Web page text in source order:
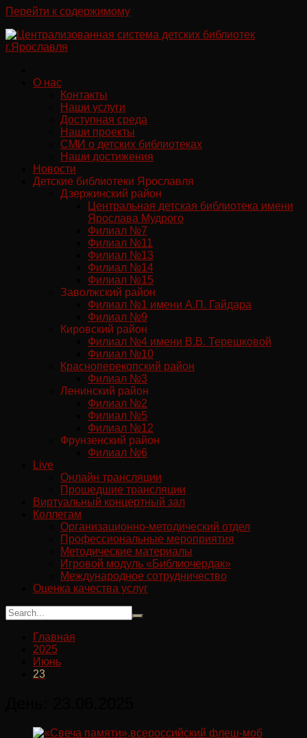
Перейти к содержимому
О нас
Контакты
Наши услуги
Доступная среда
Наши проекты
СМИ о детских библиотеках
Наши достижения
Новости
Детские библиотеки Ярославля
Дзержинский район
Центральная детская библиотека имени
Ярослава Мудрого
Филиал №7
Филиал №11
Филиал №13
Филиал №14
Филиал №15
Заволжский район
Филиал №1 имени А.П. Гайдара
Филиал №9
Кировский район
Филиал №4 имени В.В. Терешковой
Филиал №10
Красноперекопский район
Филиал №3
Ленинский район
Филиал №2
Филиал №5
Филиал №12
Фрунзенский район
Филиал №6
Live
Онлайн трансляции
Прошедшие трансляции
Виртуальный концертный зал
Коллегам
Организационно-методический отдел
Профессиональные мероприятия
Методические материалы
Игровой модуль «Библиочердак»
Международное сотрудничество
Оценка качества услуг
Главная
2025
Июнь
23